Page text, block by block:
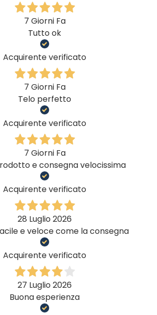
7 Giorni Fa
Tutto ok
Acquirente verificato
7 Giorni Fa
Telo perfetto
Acquirente verificato
7 Giorni Fa
e consegna velocissima
Acquirente verificato
28 Luglio 2026
e veloce come la consegna
Acquirente verificato
27 Luglio 2026
Buona esperienza